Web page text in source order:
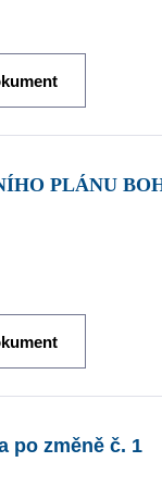
PLÁNU
po změně č. 1